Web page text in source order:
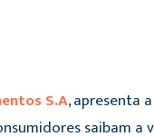
S.A, apresenta
saibam